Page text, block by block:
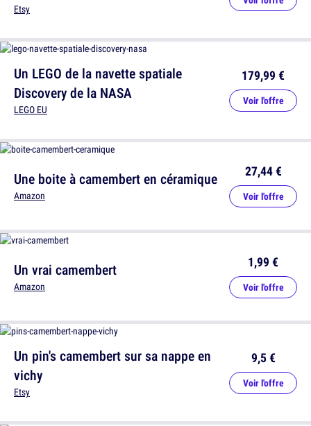
Etsy
Une boite à camembert en céramique
Amazon
27,44 €
Voir l'offre
Un pin's camembert sur sa nappe en
vichy
Etsy
9,5 €
Voir l'offre
Un LEGO de la navette spatiale
Discovery de la NASA
LEGO EU
179,99 €
Voir l'offre
Un vrai camembert
Amazon
1,99 €
Voir l'offre